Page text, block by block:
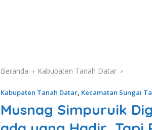
Beranda Kabupaten Tanah Datar
Kabupaten Tanah Datar, Kecamatan Sungai
Musnag Simpuruik